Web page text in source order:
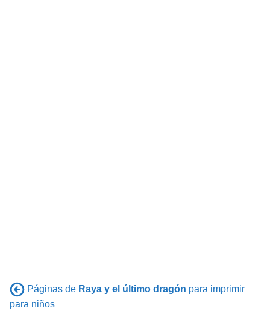
Páginas de Raya y el último dragón para imprimir
para niños